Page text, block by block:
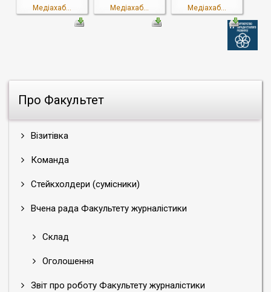
Про Факультет
Візитівка
Команда
Стейкхолдери (сумісники)
Вчена рада Факультету журналістики
Склад
Оголошення
Звіт про роботу Факультету журналістики
Медіахаб... Медіахаб... Медіахаб...